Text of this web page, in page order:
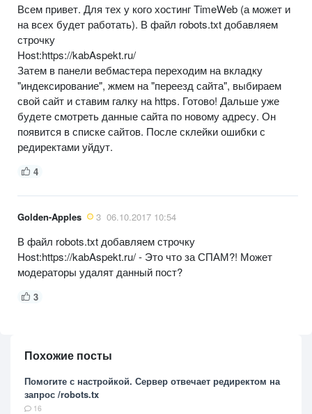
Всем привет. Для тех у кого хостинг TimeWeb (а может и
на всех будет работать). В файл robots.txt добавляем
строчку
Host:https://kabAspekt.ru/
Затем в панели вебмастера переходим на вкладку
"индексирование", жмем на "переезд сайта", выбираем
свой сайт и ставим галку на https. Готово! Дальше уже
будете смотреть данные сайта по новому адресу. Он
появится в списке сайтов. После склейки ошибки с
редиректами уйдут.
4
Golden-Apples 3 06.10.2017 10:54
В файл robots.txt добавляем строчку
Host:https://kabAspekt.ru/ - Это что за СПАМ?! Может
модераторы удалят данный пост?
3
Похожие посты
Помогите с настройкой. Сервер отвечает редиректом на
запрос /robots.tx
16